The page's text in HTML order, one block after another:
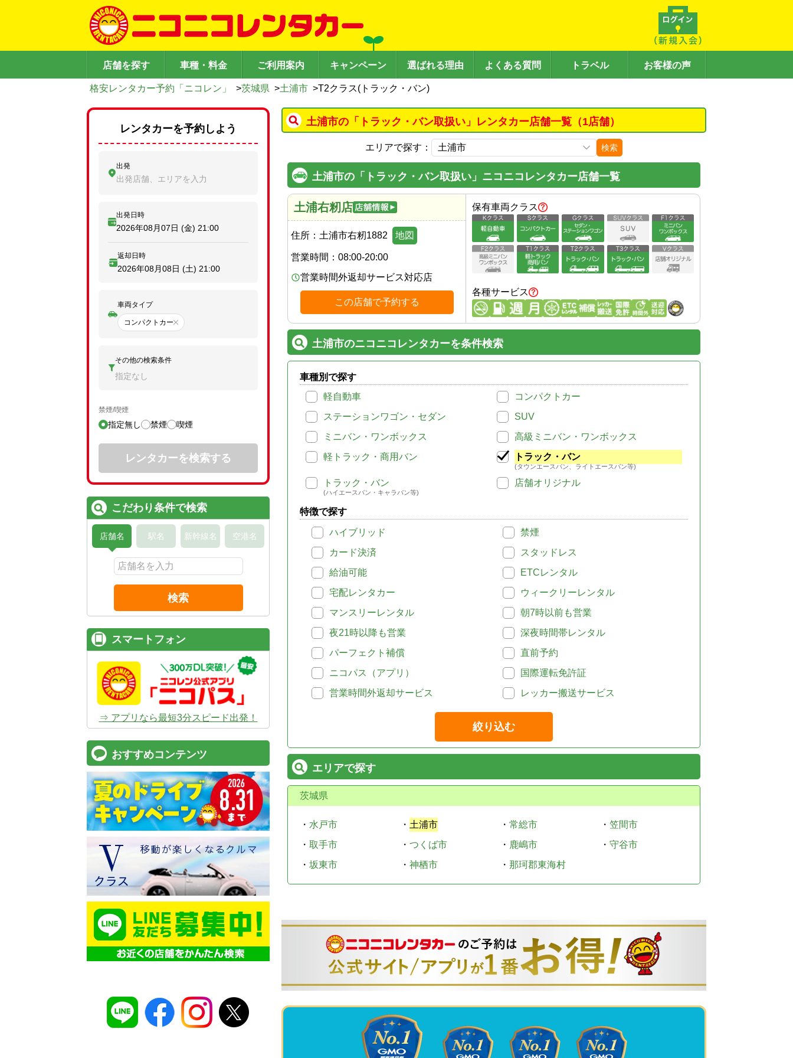
店舗を探す 車種・料金 ご利用案内 キャンペーン 選ばれる理由 よくある質問 トラベル お客様の声
格安レンタカー予約「ニコレン」 >茨城県 >土浦市 >T2クラス(トラック・バン)
土浦市の「トラック・バン取扱い」レンタカー店舗一覧（1店舗）
エリアで探す： 検索
土浦市の「トラック・バン取扱い」ニコニコレンタカー店舗一覧
土浦右籾店
住所： 土浦市右籾1882 地図
営業時間： 08:00-20:00
営業時間外返却サービス対応店
この店舗で予約する
保有車両クラス
各種サービス
土浦市のニコニコレンタカーを条件検索
車種別で探す
軽自動車
コンパクトカー
ステーションワゴン・セダン
SUV
ミニバン・ワンボックス
高級ミニバン・ワンボックス
軽トラック・商用バン
トラック・バン
(タウンエースバン、ライトエースバン等)
トラック・バン
(ハイエースバン・キャラバン等)
店舗オリジナル
特徴で探す
ハイブリッド
禁煙
カード決済
スタッドレス
給油可能
ETCレンタル
宅配レンタカー
ウィークリーレンタル
マンスリーレンタル
朝7時以前も営業
夜21時以降も営業
深夜時間帯レンタル
パーフェクト補償
直前予約
ニコパス（アプリ）
国際運転免許証
営業時間外返却サービス
レッカー搬送サービス
絞り込む
エリアで探す
茨城県
・ 水戸市 ・ 土浦市 ・ 常総市 ・ 笠間市
・ 取手市 ・ つくば市 ・ 鹿嶋市 ・ 守谷市
・ 坂東市 ・ 神栖市 ・ 那珂郡東海村
レンタカーを予約しよう
出発
出発店舗、エリアを入力
出発日時
2026年08月07日 (金) 21:00
返却日時
2026年08月08日 (土) 21:00
車両タイプ
コンパクトカー
その他の検索条件
指定なし
禁煙/喫煙
指定無し 禁煙 喫煙
レンタカーを検索する
こだわり条件で検索
店舗名 駅名 新幹線名 空港名
検索
スマートフォン
⇒ アプリなら最短3分スピード出発！
おすすめコンテンツ